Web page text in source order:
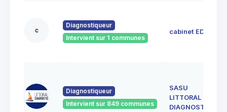
c
Diagnostiqueur
Intervient sur 1 communes
cabinet EDIL
Diagnostiqueur
Intervient sur 849 communes
SASU
LITTORAL
DIAGNOSTIC